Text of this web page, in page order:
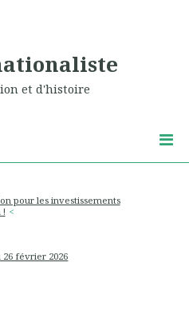
et d'histoire
pour les investissements
!
26 février 2026